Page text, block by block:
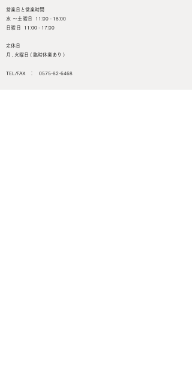
営業日と営業時間
水 ～土曜日 11:00 - 18:00
日曜日
11:00 - 17:00
定休日
月 , 火曜日 ( 臨時休業あり )
TEL/FAX ： 0575-82-6468